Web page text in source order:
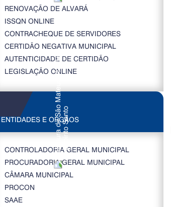
RENOVAÇÃO DE ALVARÁ
ISSQN ONLINE
CONTRACHEQUE DE SERVIDORES
CERTIDÃO NEGATIVA MUNICIPAL
AUTENTICIDADE DE CERTIDÃO
LEGISLAÇÃO ONLINE
ENTIDADES E ORGÃOS
CONTROLADORIA GERAL MUNICIPAL
PROCURADORIA GERAL MUNICIPAL
CÂMARA MUNICIPAL
PROCON
SAAE